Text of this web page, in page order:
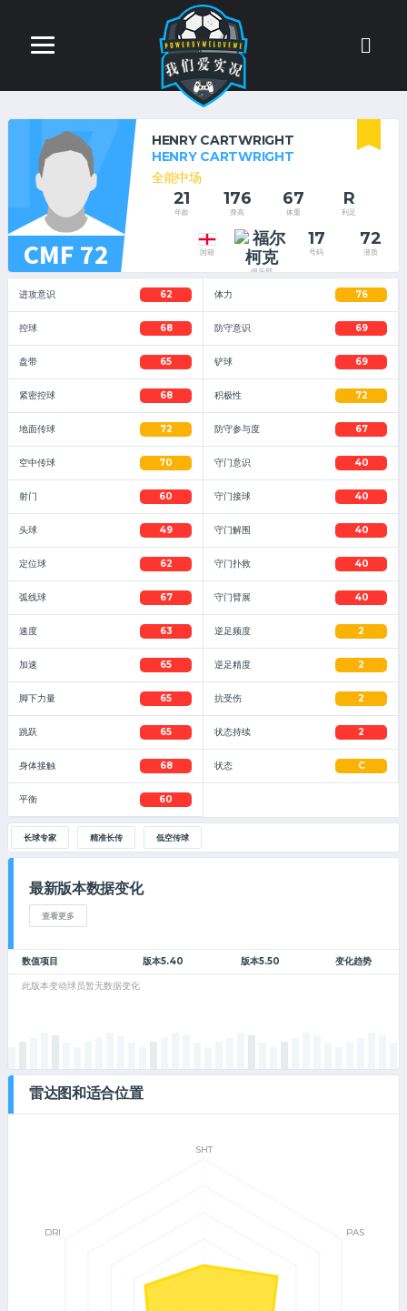
CMF 72
HENRY CARTWRIGHT
HENRY CARTWRIGHT
全能中场
21
年龄
176
身高
67
体重
R
利足
国籍
俱乐部
17
号码
72
潜质
进攻意识 62
控球 68
盘带 65
紧密控球 68
地面传球 72
空中传球 70
射门 60
头球 49
定位球 62
弧线球 67
速度 63
加速 65
脚下力量 65
跳跃 65
身体接触 68
平衡 60
体力 76
防守意识 69
铲球 69
积极性 72
防守参与度 67
守门意识 40
守门接球 40
守门解围 40
守门扑救 40
守门臂展 40
逆足频度 2
逆足精度 2
抗受伤 2
状态持续 2
状态 C
长球专家 精准长传 低空传球
最新版本数据变化
查看更多
数值项目 版本5.40 版本5.50 变化趋势
此版本变动球员暂无数据变化
雷达图和适合位置